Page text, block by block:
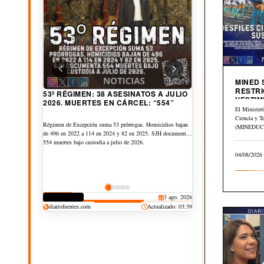
53º RÉGIMEN: 38 ASESINATOS A JULIO
2026. MUERTES EN CÁRCEL: “554”
Régimen de Excepción suma 53 prórrogas. Homicidios bajan
de 496 en 2022 a 114 en 2024 y 82 en 2025. SJH documenta
554 muertes bajo custodia a julio de 2026.
CORRUPCIÓN
3 ago. 2026
DERECHOS
30 jul. 2026
CULTURA 25 jul. 2026
JUDICIAL 20 jul. 2026
DEPORTES 19 jul. 2026
diariofuentes.com Actualizado: 03:39
MINED
El
Ciencia y
04/08/2026